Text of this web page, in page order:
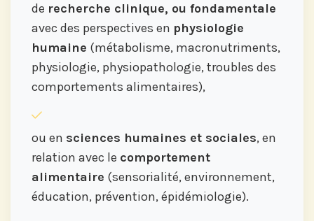
de recherche clinique, ou fondamentale
avec des perspectives en physiologie
humaine (métabolisme, macronutriments,
physiologie, physiopathologie, troubles des
comportements alimentaires),
ou en sciences humaines et sociales, en
relation avec le comportement
alimentaire (sensorialité, environnement,
éducation, prévention, épidémiologie).